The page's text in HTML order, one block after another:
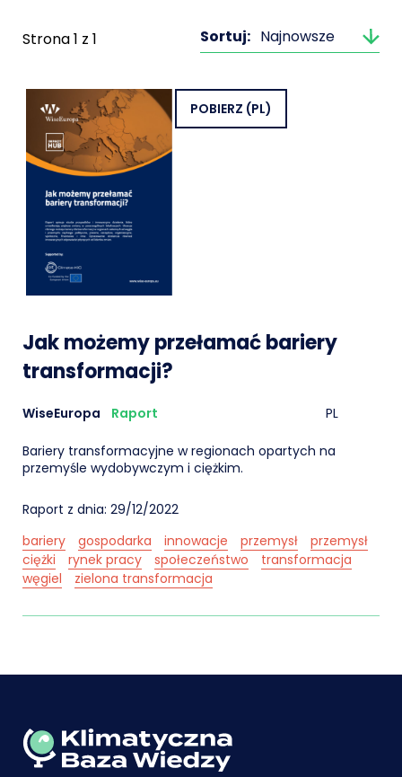
Strona1 z 1 Sortuj: Najnowsze
POBIERZ (PL)
Jak możemy przełamać bariery
transformacji?
WiseEuropa Raport PL
Bariery transformacyjne w regionach opartych na
przemyśle wydobywczym i ciężkim.
Raport z dnia: 29/12/2022
bariery
gospodarka innowacje przemysł
przemysł
ciężki
rynek pracy społeczeństwo
transformacja
węgiel
zielona transformacja